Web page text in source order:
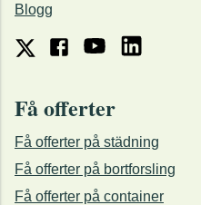
Blogg
Få offerter
Få offerter på städning
Få offerter på bortforsling
Få offerter på container